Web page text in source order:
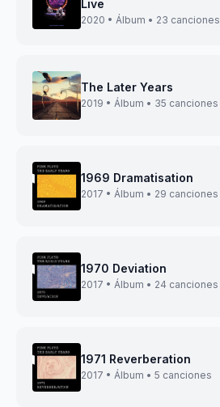
Live
2020 • Álbum • 23 canciones
The Later Years
2019 • Álbum • 35 canciones
1969 Dramatisation
2017 • Álbum • 29 canciones
1970 Deviation
2017 • Álbum • 24 canciones
1971 Reverberation
2017 • Álbum • 5 canciones